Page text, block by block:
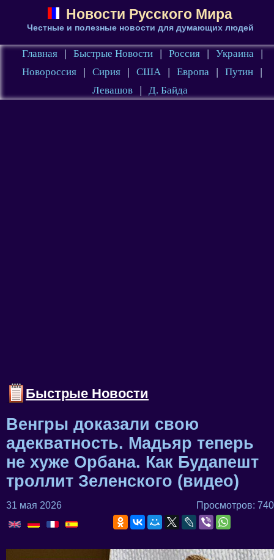
Новости Русского Мира
Честные и полезные новости для думающих людей
Главная | Быстрые Новости | Россия | Украина
|
Новороссия
| Сирия | США | Европа | Путин
|
Левашов
| Д. Байда
Быстрые Новости
Венгры доказали свою
адекватность. Мадьяр теперь
не хуже Орбана. Как Будапешт
троллит Зеленского (видео)
31 мая 2026 Просмотров: 740